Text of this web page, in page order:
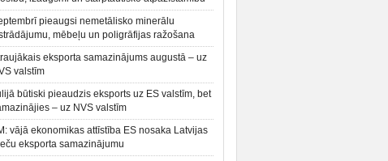
pieaugsi nemetālisko minerālu
mēbeļu un poligrāfijas ražošana
eksporta samazinājums augustā – uz
valstīm
būtiski pieaudzis eksports uz ES valstīm, bet
– uz NVS valstīm
vājā ekonomikas attīstība ES nosaka Latvijas
eksporta samazinājumu